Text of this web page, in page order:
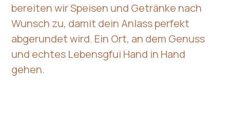
bereiten wir Speisen und Getränke nach
Wunsch zu, damit dein Anlass perfekt
abgerundet wird. Ein Ort, an dem Genuss
und echtes Lebensgfui Hand in Hand
gehen.